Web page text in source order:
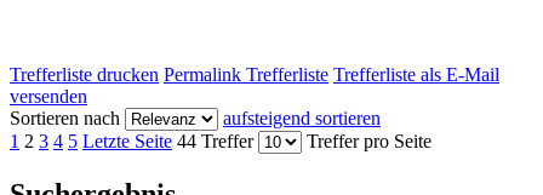
Trefferliste drucken Permalink Trefferliste Trefferliste als E-Mail
versenden
Sortieren nach
aufsteigend sortieren
1 2 3 4 5 Letzte Seite 44 Treffer Treffer pro Seite